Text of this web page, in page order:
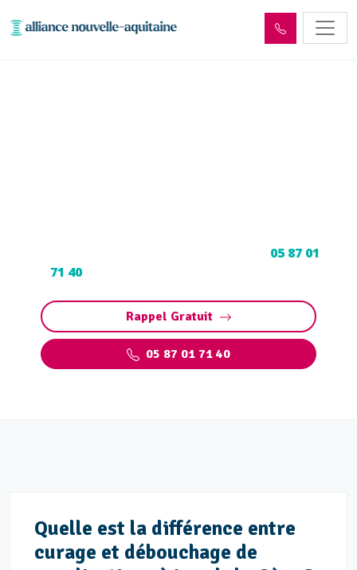
05 87 01
71 40
Rappel Gratuit
05 87 01 71 40
Quelle est la différence entre
curage et débouchage de